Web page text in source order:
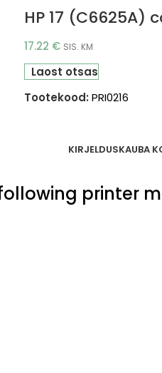
HP 17 (C6625A)
17.22 € SIS. KM
Laost otsas
Tootekood:PRI0216
KIRJELDUSKAUBA
printer